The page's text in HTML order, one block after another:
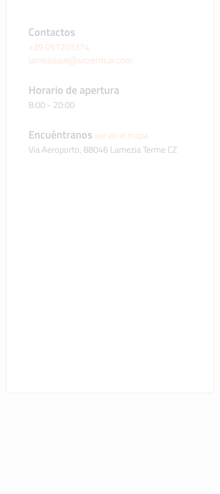
Contactos
+39 091203374
lameziaapt@srcrentcar.com
Horario de apertura
8:00 - 20:00
Encuéntranos ver en el mapa
Via Aeroporto, 88046 Lamezia Terme CZ